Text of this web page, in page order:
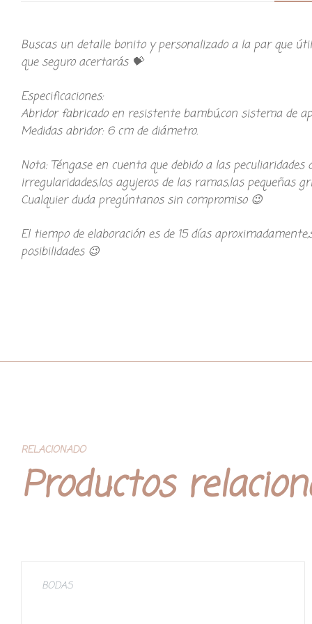
Buscas un detalle bonito y personalizado a la par que
que seguro acertarás 💝
Especificaciones:
Abridor fabricado en resistente bambú,con sistema de
Medidas abridor: 6 cm de diámetro.
Nota: Téngase en cuenta que debido a las
irregularidades,los agujeros de las ramas,las pequeñas
Cualquier duda pregúntanos sin compromiso 😉
El tiempo de elaboración es de 15 días
posibilidades 😉
RELACIONADO
Productos
BODAS